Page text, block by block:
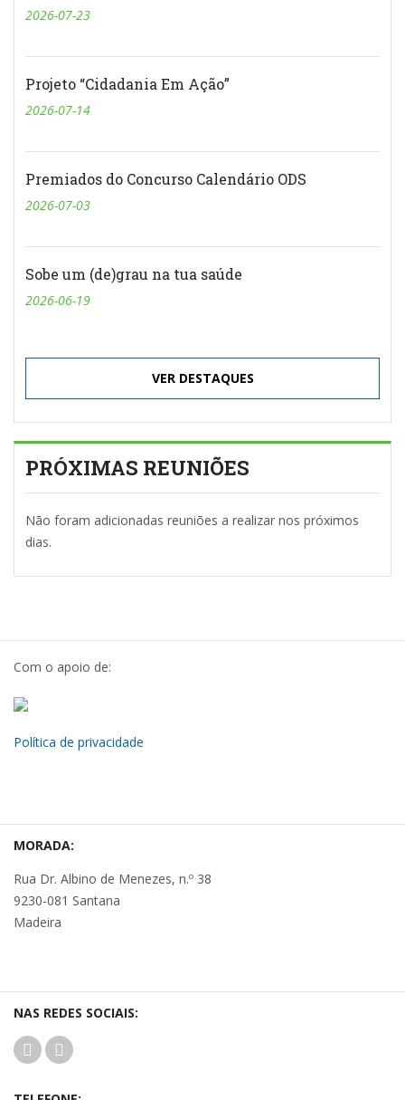
2026-07-23
Projeto “Cidadania Em Ação”
2026-07-14
Premiados do Concurso Calendário ODS
2026-07-03
Sobe um (de)grau na tua saúde
2026-06-19
VER DESTAQUES
PRÓXIMAS REUNIÕES
Não foram adicionadas reuniões a realizar nos próximos
dias.
Com o apoio de:
Política de privacidade
MORADA:
Rua Dr. Albino de Menezes, n.º 38
9230-081 Santana
Madeira
NAS REDES SOCIAIS: